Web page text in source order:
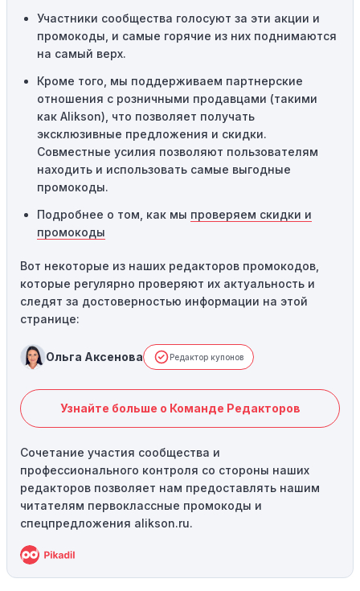
привести к неработоспособности кодов промокодов. В
таких случаях следует обратиться за помощью в
службу поддержки.
Участники сообщества голосуют за эти акции и
промокоды, и самые горячие из них поднимаются
на самый верх.
Кроме того, мы поддерживаем партнерские
отношения с розничными продавцами (такими
как Alikson), что позволяет получать
эксклюзивные предложения и скидки.
Совместные усилия позволяют пользователям
находить и использовать самые выгодные
промокоды.
Подробнее о том, как мы проверяем скидки и
промокоды
Вот некоторые из наших редакторов промокодов,
которые регулярно проверяют их актуальность и
следят за достоверностью информации на этой
странице:
Ольга Аксенова Редактор купонов
Узнайте больше о Команде Редакторов
Сочетание участия сообщества и
профессионального контроля со стороны наших
редакторов позволяет нам предоставлять нашим
читателям первоклассные промокоды и
спецпредложения alikson.ru.